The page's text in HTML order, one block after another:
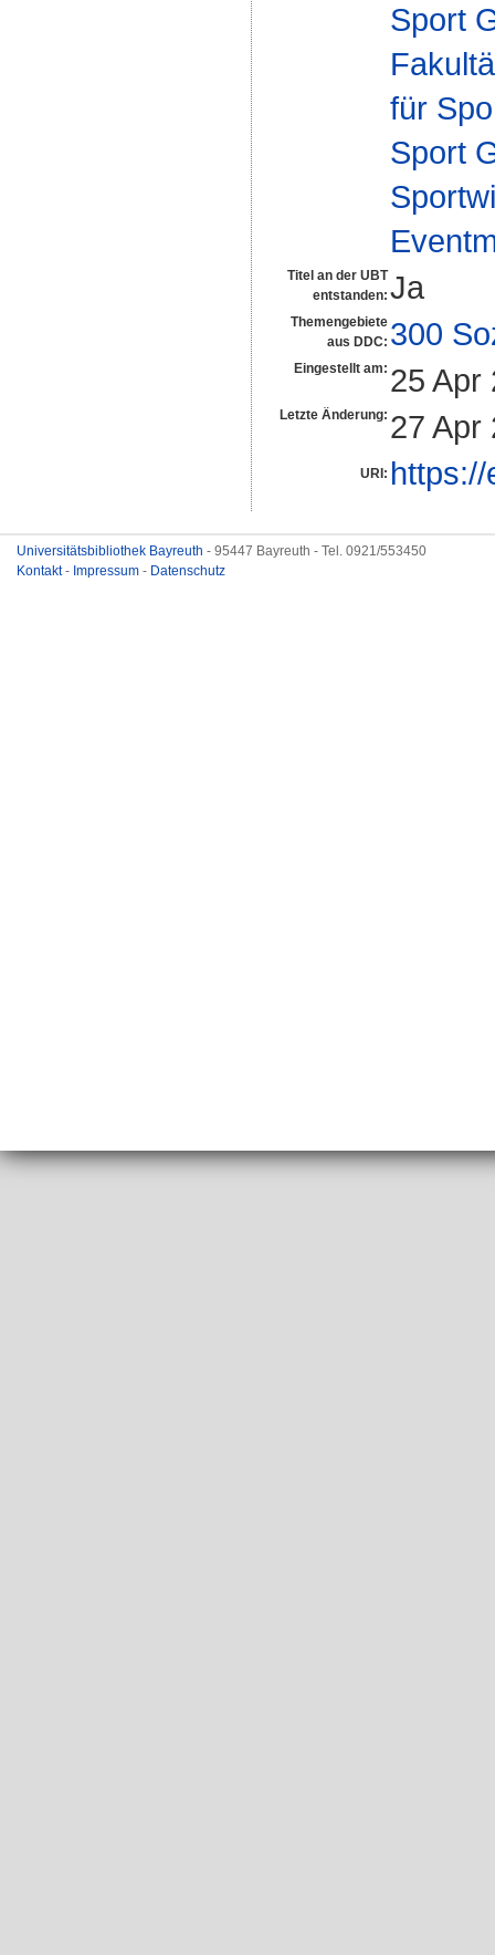
Sport
für
Sport
Titel an der UBT
entstanden: Ja
Themengebiete
aus DDC: 300
Eingestellt am: 25 Apr
Letzte Änderung: 27 Apr
URI:
Universitätsbibliothek Bayreuth - 95447 Bayreuth - Tel. 0921/553450
Kontakt- Impressum - Datenschutz